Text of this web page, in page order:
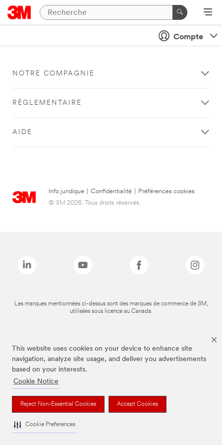
This website uses cookies on your device to enhance site
navigation, analyze site usage, and deliver you advertisements
based on your interests.
Cookie Notice
Reject Non-Essential Cookies Accept Cookies
Cookie Preferences
Compte
NOTRE COMPAGNIE
RÈGLEMENTAIRE
AIDE
Info juridique Confidentialité
Préférences cookies
© 3M 2026. Tous droits réservés.
Les marques mentionnées ci-dessus sont des marques de commerce de 3M,
utilisées sous licence au Canada.